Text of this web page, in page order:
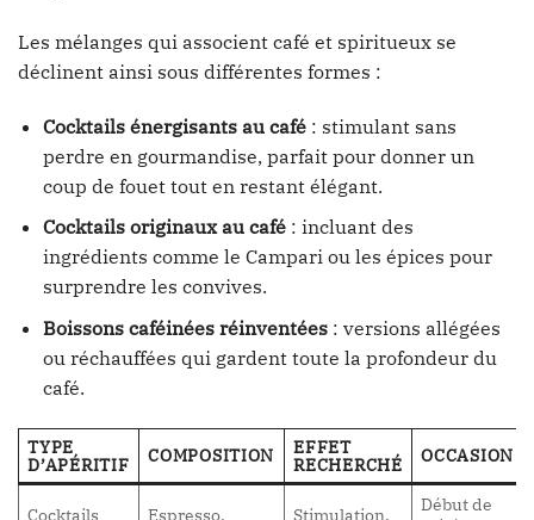
Les mélanges qui associent café et spiritueux se
déclinent ainsi sous différentes formes :
Cocktails énergisants au café: stimulant sans
perdre en gourmandise, parfait pour donner un
coup de fouet tout en restant élégant.
Cocktails originaux au café: incluant des
ingrédients comme le Campari ou les épices pour
surprendre les convives.
Boissons caféinées réinventées: versions allégées
ou réchauffées qui gardent toute la profondeur du
café.
TYPE
D’APÉRITIF COMPOSITION EFFET
RECHERCHÉ OCCASION
Cocktails
Espresso,
Stimulation,
Début de